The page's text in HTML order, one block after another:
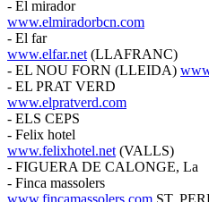
- El mirador
www.elmiradorbcn.com
- El far
www.elfar.net (LLAFRANC)
- EL NOU FORN (LLEIDA)
- EL PRAT VERD
www.elpratverd.com
- ELS CEPS
- Felix hotel
www.felixhotel.net (VALLS)
- FIGUERA DE CALONGE, La
- Finca massolers
www.fincamassolers.com ST.